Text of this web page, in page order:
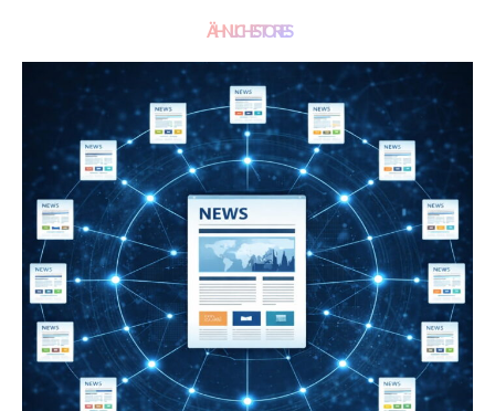
ÄHNLICHE STORIES